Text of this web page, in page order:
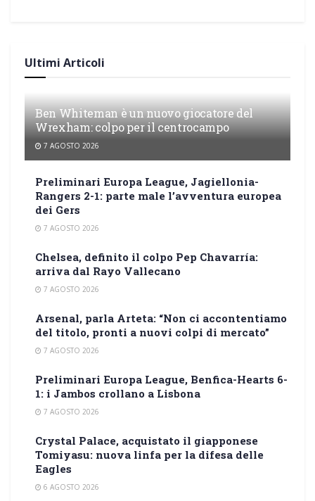
Ultimi Articoli
Ben Whiteman è un nuovo giocatore del
Wrexham: colpo per il centrocampo
7 AGOSTO 2026
Preliminari Europa League, Jagiellonia-
Rangers 2-1: parte male l’avventura europea
dei Gers
7 AGOSTO 2026
Chelsea, definito il colpo Pep Chavarría:
arriva dal Rayo Vallecano
7 AGOSTO 2026
Arsenal, parla Arteta: “Non ci accontentiamo
del titolo, pronti a nuovi colpi di mercato”
7 AGOSTO 2026
Preliminari Europa League, Benfica-Hearts 6-
1: i Jambos crollano a Lisbona
7 AGOSTO 2026
Crystal Palace, acquistato il giapponese
Tomiyasu: nuova linfa per la difesa delle
Eagles
6 AGOSTO 2026